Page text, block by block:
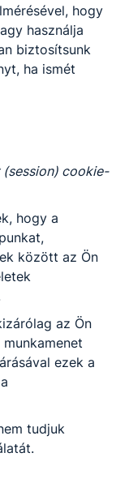
hogy
használja
biztosítsunk
ha ismét
(session) cookie-
hogy a
között az Ön
az Ön
ezek a
tudjuk